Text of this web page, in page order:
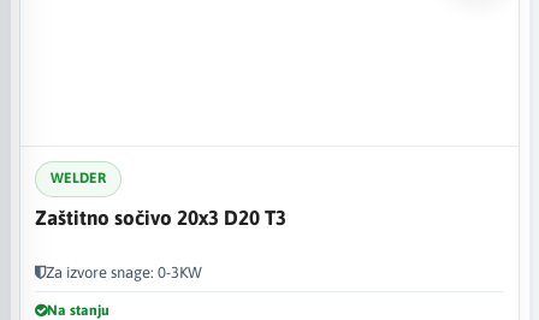
WELDER
Zaštitno sočivo 20x3 D20 T3
Za izvore snage: 0-3KW
Na stanju